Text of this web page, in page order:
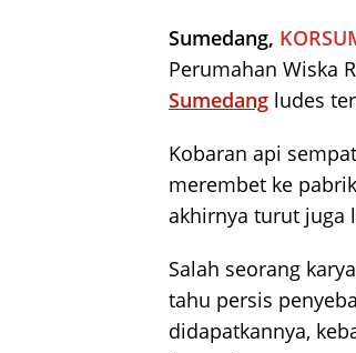
Sumedang,
Perumahan Wiska
Sumedang ludes
Kobaran api
merembet ke
akhirnya turut juga
Salah seorang
tahu persis
didapatkannya,